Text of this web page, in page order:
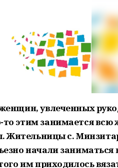
увлеченных
этим занимается всю
Жительницы с.
начали
им приходилось